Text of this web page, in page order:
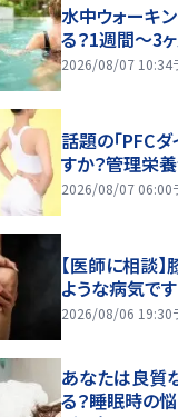
水中ウォーキ
る？1週間～3
2026/08/07 10:34
話題の「PFCダ
すか？管理栄
2026/08/07 06:00
【医師に相談
ような病気で
2026/08/06 19:30
あなたは良質
る？睡眠時の